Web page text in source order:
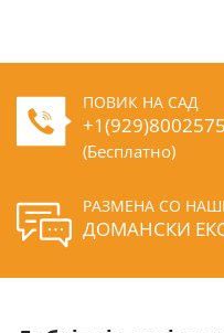
ПОВИК НА САД
+1(929)8002575
(Бесплатно)
РАЗМЕНА СО
ДОМАНСКИ